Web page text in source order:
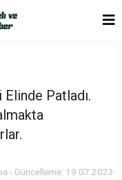
Patladı.
- Güncelleme: 19.07.2023